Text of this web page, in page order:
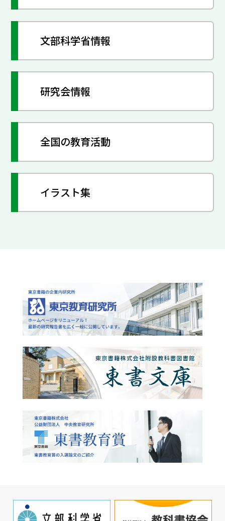
文部科学省情報
研究会情報
全国の教育活動
イラスト集